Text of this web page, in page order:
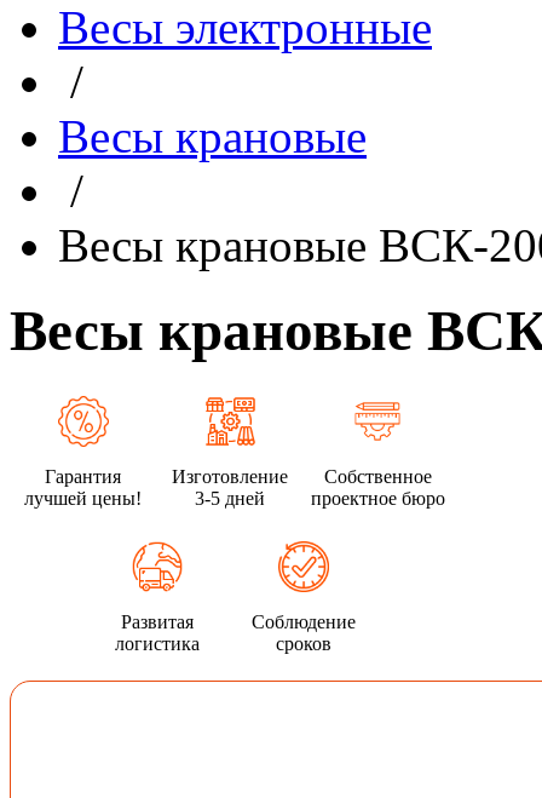
Весы электронные
/
Весы крановые
/
Весы крановые ВСК-
Весы крановые
Гарантия
лучшей цены!
Изготовление
3-5 дней
Собственное
проектное бюро
Развитая
логистика
Соблюдение
сроков